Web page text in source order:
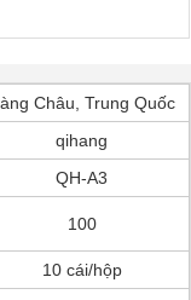
Châu, Trung Quốc
qihang
QH-A3
100
10 cái/hộp